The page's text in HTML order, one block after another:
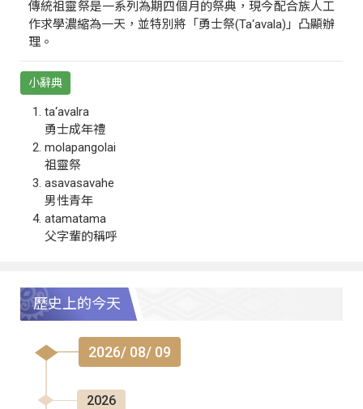
傳統祖靈祭是一系列為期四個月的祭典，現今配合族人工
作求學濃縮為一天，並特別將「勇士祭(Ta‘avala)」凸顯辦
理。
小辭典
ta‘avalra
勇士成年禮
molapangolai
祖靈祭
asavasavahe
男性青年
atamatama
父字輩的稱呼
歷史上的今天
2026/ 08/ 09
2026